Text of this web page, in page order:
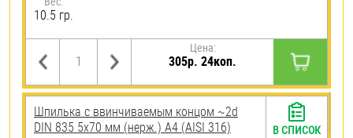
10.5 гр.
Цена:
305р. 24коп.
Шпилька c ввинчиваемым концом ~2d
DIN 835 5х70 мм (нерж.) A4 (AISI 316)
В СПИСОК